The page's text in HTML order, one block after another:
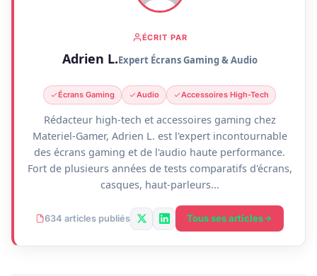
ÉCRIT PAR
Adrien L.Expert Écrans Gaming & Audio
Écrans Gaming Audio Accessoires High-Tech
Rédacteur high-tech et accessoires gaming chez
Materiel-Gamer, Adrien L. est l'expert incontournable
des écrans gaming et de l'audio haute performance.
Fort de plusieurs années de tests comparatifs d'écrans,
casques, haut-parleurs...
634 articles publiés Tous ses articles